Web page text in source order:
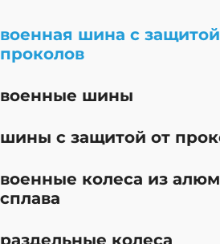
военная шина с
проколов
военные шины
шины с защитой от
военные колеса из
сплава
раздельные колеса